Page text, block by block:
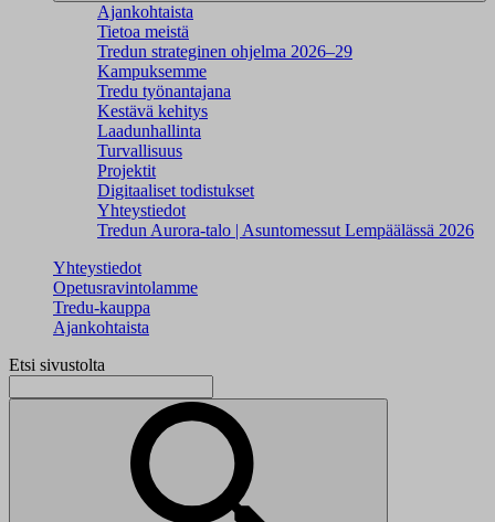
Ajankohtaista
Tietoa meistä
Tredun strateginen ohjelma 2026–29
Kampuksemme
Tredu työnantajana
Kestävä kehitys
Laadunhallinta
Turvallisuus
Projektit
Digitaaliset todistukset
Yhteystiedot
Tredun Aurora-talo | Asuntomessut Lempäälässä 2026
Yhteystiedot
Opetusravintolamme
Tredu-kauppa
Ajankohtaista
Etsi sivustolta